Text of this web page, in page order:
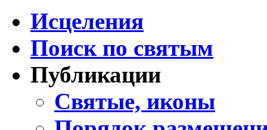
Исцеления
Поиск по святым
Публикации
Святые, иконы